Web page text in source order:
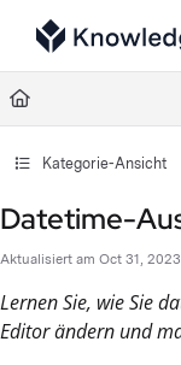
Documentation
Fetch the complete
Use this file to discover all
Kategorie-Ansicht
Datetime-
Aktualisiert am Oct 31, 2023
Lernen Sie, wie Sie
Editor ändern und